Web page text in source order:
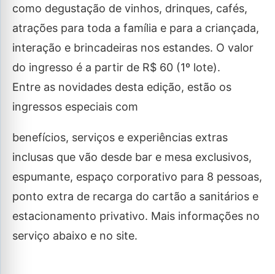
como degustação de vinhos, drinques, cafés,
atrações para toda a família e para a criançada,
interação e brincadeiras nos estandes. O valor
do ingresso é a partir de R$ 60 (1º lote).
Entre as novidades desta edição, estão os
ingressos especiais com
benefícios, serviços e experiências extras
inclusas que vão desde bar e mesa exclusivos,
espumante, espaço corporativo para 8 pessoas,
ponto extra de recarga do cartão a sanitários e
estacionamento privativo. Mais informações no
serviço abaixo e no site.